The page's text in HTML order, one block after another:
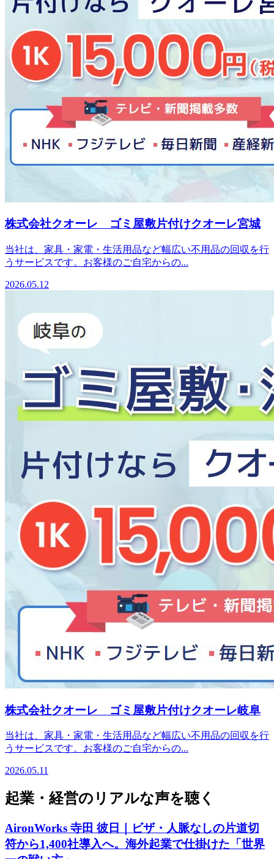
株式会社クオーレ ゴミ屋敷片付けクオーレ宮城
当社は、家具・家電・生活用品など幅広い不用品の回収を行
うサービスです。お客様のご自宅からの...
2026.05.12
株式会社クオーレ ゴミ屋敷片付けクオーレ岐阜
当社は、家具・家電・生活用品など幅広い不用品の回収を行
うサービスです。お客様のご自宅からの...
2026.05.11
起業・経営のリアルな声を聴く
AironWorks 寺田 彼日｜ビザ・人脈なしの片道切
符から1,400社導入へ。海外起業で仕掛けた「世界